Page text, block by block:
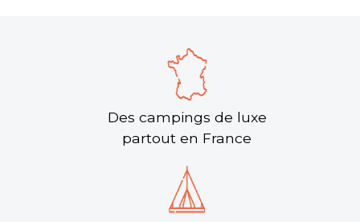
Des campings de luxe
partout en France